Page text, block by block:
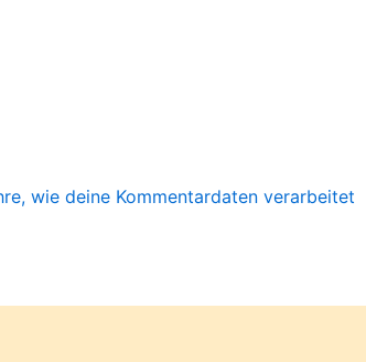
wie deine Kommentardaten verarbeitet